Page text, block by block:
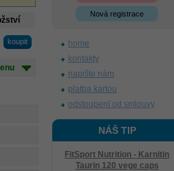
Nová registrace
home
kontakty
napište nám
platba kartou
odstoupení od smlouvy
NÁŠ TIP
FitSport Nutrition - Karnitin
Taurin 120 vege caps